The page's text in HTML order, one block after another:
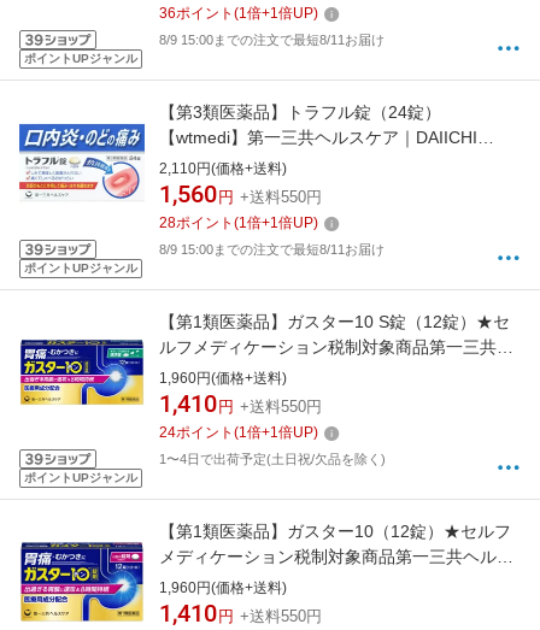
ポイントUPジャンル
36ポイント (1倍+1倍UP)
8/9 15:00までの注文で最短8/11お届け
ポイントUPジャンル
【第3類医薬品】トラフル錠（24錠）
【wtmedi】第一三共ヘルスケア｜DAIICHI
SANKYO HEALTHCARE
2,110円(価格+送料)
1,560 円 +送料550円
28ポイント (1倍+1倍UP)
8/9 15:00までの注文で最短8/11お届け
ポイントUPジャンル
【第1類医薬品】ガスター10 S錠（12錠）★セ
ルフメディケーション税制対象商品第一三共ヘ
ルスケア｜DAIICHI SANKYO HEALTHCARE
1,960円(価格+送料)
1,410 円 +送料550円
24ポイント (1倍+1倍UP)
1〜4日で出荷予定(土日祝/欠品を除く)
【第1類医薬品】ガスター10（12錠）★セルフ
メディケーション税制対象商品第一三共ヘルス
ケア｜DAIICHI SANKYO HEALTHCARE
1,960円(価格+送料)
1,410 円 +送料550円